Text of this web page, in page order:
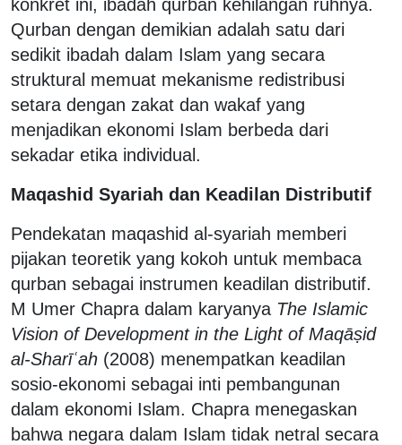
konkret ini, ibadah qurban kehilangan ruhnya.
Qurban dengan demikian adalah satu dari
sedikit ibadah dalam Islam yang secara
struktural memuat mekanisme redistribusi
setara dengan zakat dan wakaf yang
menjadikan ekonomi Islam berbeda dari
sekadar etika individual.
Maqashid Syariah dan Keadilan Distributif
Pendekatan maqashid al-syariah memberi
pijakan teoretik yang kokoh untuk membaca
qurban sebagai instrumen keadilan distributif.
M Umer Chapra dalam karyanya The Islamic
Vision of Development in the Light of Maqāṣid
al-Sharīʿah (2008) menempatkan keadilan
sosio-ekonomi sebagai inti pembangunan
dalam ekonomi Islam. Chapra menegaskan
bahwa negara dalam Islam tidak netral secara